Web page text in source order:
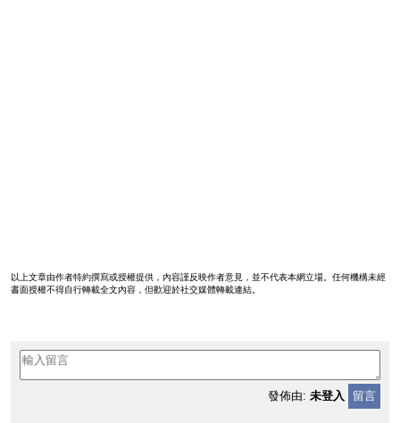
以上文章由作者特約撰寫或授權提供，內容謹反映作者意見，並不代表本網立場。任何機構未經
書面授權不得自行轉載全文內容，但歡迎於社交媒體轉載連結。
發佈由: 未登入 留言